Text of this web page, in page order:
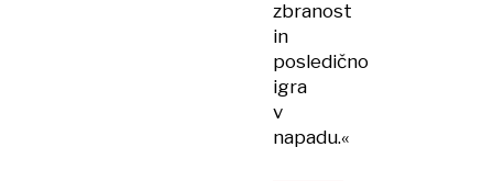
zbranost
in
posledično
igra
v
napadu.«